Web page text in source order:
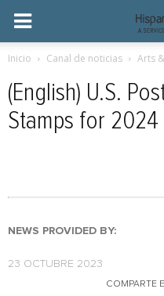
Inicio Canal de noticias Arts
(English) U.S.
Stamps for 2024
NEWS PROVIDED BY:
23 OCTUBRE 2023
COMPARTE